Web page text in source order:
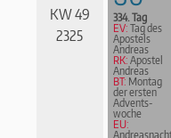
KW 49
2325
334. Tag
EV: Tag des
Apostels
Andreas
RK: Apostel
Andreas
BT: Montag
der ersten
Advents­
woche
EU: